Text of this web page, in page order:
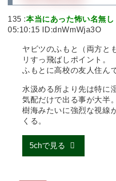
135 :本当にあった怖い名無し
05:10:15 ID:dnWmWja3O
ヤビツのふもと（両方と
リすっ飛ばしポイント。
ふもとに高校の友人住ん
水汲める所より先は特に
気配だけで出る事が大半。
樹海みたいに強烈な視線
くる。
5chで見る